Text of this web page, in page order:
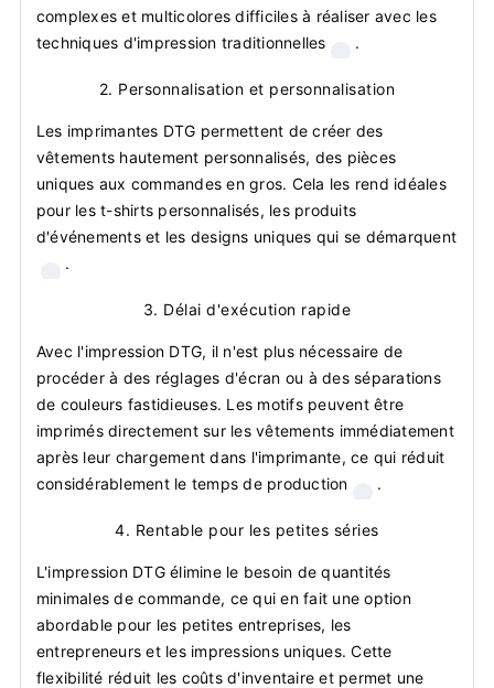
complexes et multicolores difficiles à réaliser avec les
techniques d'impression traditionnelles
.
2. Personnalisation et personnalisation
Les imprimantes DTG permettent de créer des
vêtements hautement personnalisés, des pièces
uniques aux commandes en gros. Cela les rend idéales
pour les t-shirts personnalisés, les produits
d'événements et les designs uniques qui se démarquent
.
3. Délai d'exécution rapide
Avec l'impression DTG, il n'est plus nécessaire de
procéder à des réglages d'écran ou à des séparations
de couleurs fastidieuses. Les motifs peuvent être
imprimés directement sur les vêtements immédiatement
après leur chargement dans l'imprimante, ce qui réduit
considérablement le temps de production
.
4. Rentable pour les petites séries
L'impression DTG élimine le besoin de quantités
minimales de commande, ce qui en fait une option
abordable pour les petites entreprises, les
entrepreneurs et les impressions uniques. Cette
flexibilité réduit les coûts d'inventaire et permet une